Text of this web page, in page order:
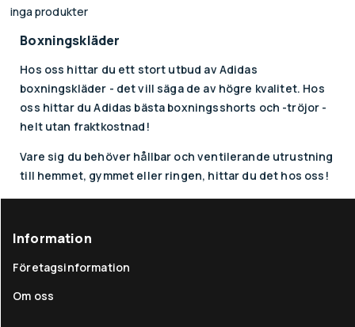
inga produkter
Boxningskläder
Hos oss hittar du ett stort utbud av Adidas
boxningskläder - det vill säga de av högre kvalitet. Hos
oss hittar du Adidas bästa boxningsshorts och -tröjor -
helt utan fraktkostnad!
Vare sig du behöver hållbar och ventilerande utrustning
till hemmet, gymmet eller ringen, hittar du det hos oss!
Information
Företagsinformation
Om oss